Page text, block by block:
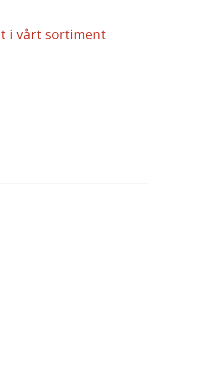
i vårt sortiment